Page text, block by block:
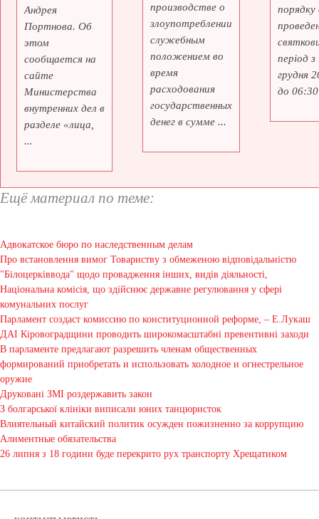
Андрея
Портнова. Об
этом
сообщается на
сайте
Министерства
внутренних дел в
разделе «лица,
...
производстве о
злоупотреблении
служебным
положением во
время
расходования
государственных
денег в сумме ...
порядку
період
грудня
до
Ещё материал по теме:
Адвокатское бюро по наследственным делам
Про встановлення вимог Товариству з обмеженою відповідальністю
"Білоцерківвода" щодо провадження інших, видів діяльності,
Національна комісія, що здійснює державне регулювання у сфері
комунальних послуг
Парламент создаст комиссию по конституционной реформе, – Е.Лукаш
ДАІ Кіровоградщини проводить широкомасштабні превентивні заходи
В парламенте предлагают разрешить членам общественных
формирований приобретать и использовать холодное и огнестрельное
оружие
Друковані ЗМІ роздержавить закон
З болгарської клініки виписали юних танцюристок
Влиятельный китайский политик осужден пожизненно за коррупцию
Алиментные обязательства
26 липня з 18 години буде перекрито рух транспорту Хрещатиком